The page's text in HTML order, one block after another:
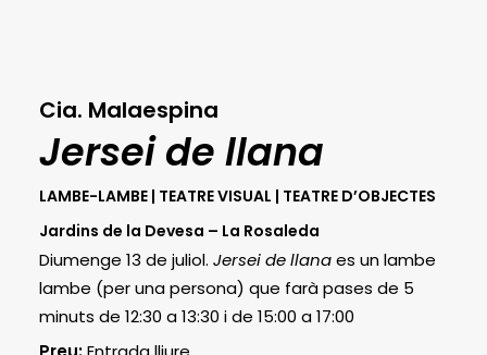
Cia. Malaespina
Jersei de llana
LAMBE-LAMBE | TEATRE VISUAL | TEATRE D’OBJECTES
Jardins de la Devesa – La Rosaleda
Diumenge 13 de juliol. Jersei de llanaes un lambe
lambe (per una persona) que farà pases de 5
minuts de 12:30 a 13:30 i de 15:00 a 17:00